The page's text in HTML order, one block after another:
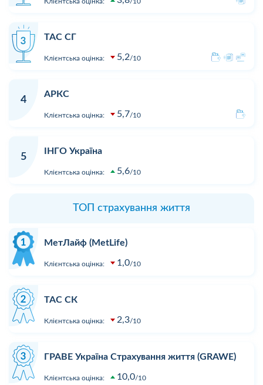
Клієнтська оцінка: 10
ТАС СГ
Клієнтська оцінка: 5,2 10
4
АРКС
Клієнтська оцінка: 5,7 10
5
ІНГО Україна
Клієнтська оцінка: 5,6 10
ТОП страхування життя
МетЛайф (MetLife)
Клієнтська оцінка: 1,0 10
ТАС СК
Клієнтська оцінка: 2,3 10
ГРАВЕ Україна Страхування життя (GRAWE)
Клієнтська оцінка: 10,0 10